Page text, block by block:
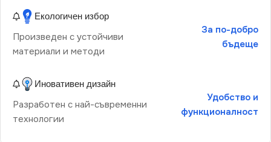
Екологичен избор
Произведен с устойчиви
материали и методи
За по-добро
бъдеще
Иновативен дизайн
Разработен с най-съвременни
технологии
Удобство и
функционалност